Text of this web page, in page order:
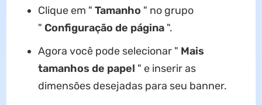
Clique em " Tamanho " no grupo
" Configuração de página".
Agora você pode selecionar " Mais
tamanhos de papel " e inserir as
dimensões desejadas para seu banner.